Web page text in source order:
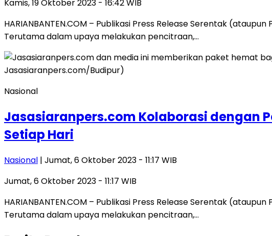
Kamis, 19 Oktober 2023 - 16:42 WIB
HARIANBANTEN.COM – Publikasi Press Release Serentak
Terutama dalam upaya melakukan pencitraan,…
Nasional
Jasasiaranpers.com Kolaborasi dengan
Setiap Hari
Nasional | Jumat, 6 Oktober 2023 - 11:17 WIB
Jumat, 6 Oktober 2023 - 11:17 WIB
HARIANBANTEN.COM – Publikasi Press Release Serentak
Terutama dalam upaya melakukan pencitraan,…